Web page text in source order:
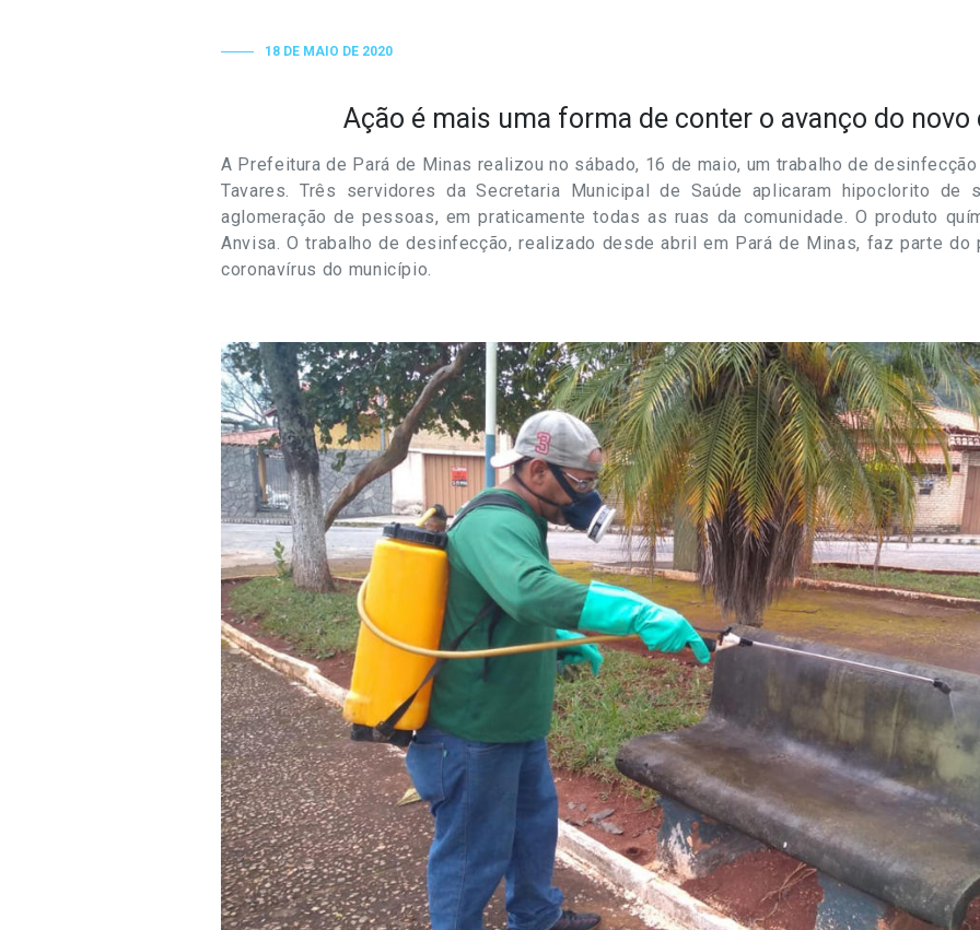
18 DE MAIO DE 2020
Ação é mais uma forma de conter o avanço do
A Prefeitura de Pará de Minas realizou no sábado, 16 de maio, um trabalho de
Tavares. Três servidores da Secretaria Municipal de Saúde aplicaram hipoclorito
aglomeração de pessoas, em praticamente todas as ruas da comunidade. O produto
Anvisa. O trabalho de desinfecção, realizado desde abril em Pará de Minas, faz parte do
coronavírus do município.